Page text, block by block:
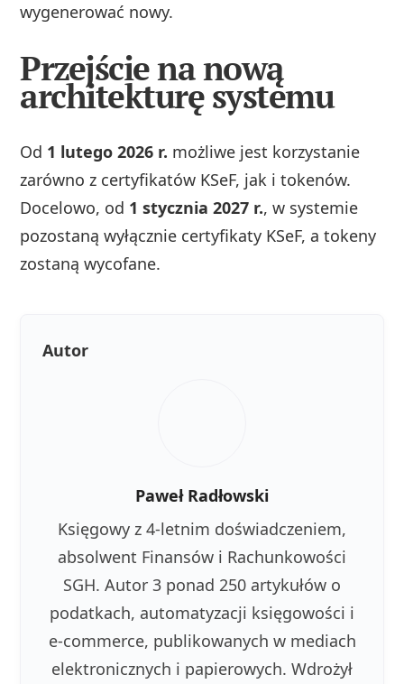
wygenerować nowy.
Przejście na nową
architekturę systemu
Od 1 lutego 2026 r. możliwe jest korzystanie
zarówno z certyfikatów KSeF, jak i tokenów.
Docelowo, od 1 stycznia 2027 r., w systemie
pozostaną wyłącznie certyfikaty KSeF, a tokeny
zostaną wycofane.
Autor
Paweł Radłowski
Księgowy z 4-letnim doświadczeniem,
absolwent Finansów i Rachunkowości
SGH. Autor 3 ponad 250 artykułów o
podatkach, automatyzacji księgowości i
e-commerce, publikowanych w mediach
elektronicznych i papierowych. Wdrożył